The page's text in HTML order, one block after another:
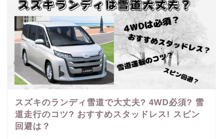
スズキのランディ雪道で大丈夫? 4WD必須? 雪
道走行のコツ? おすすめスタッドレス! スピン
回避は？